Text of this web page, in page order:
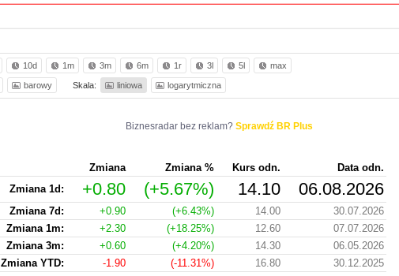
10d 1m 3m 6m 1r 3l 5l max
barowy Skala: liniowa logarytmiczna
Biznesradar bez reklam? Sprawdź BR Plus
Zmiana Zmiana % Kurs odn.
Data odn.
Zmiana 1d:
+0.80 (+5.67%) 14.10 06.08.2026
Zmiana 7d: +0.90 (+6.43%) 14.00
30.07.2026
Zmiana 1m:
+2.30 (+18.25%) 12.60
07.07.2026
Zmiana 3m:
+0.60 (+4.20%) 14.30
06.05.2026
Zmiana YTD:
-1.90 (-11.31%) 16.80
30.12.2025